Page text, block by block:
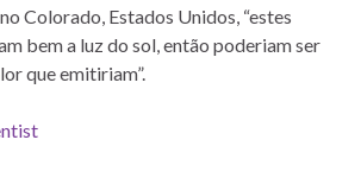
Colorado, Estados Unidos, “estes
bem a luz do sol, então poderiam ser
que emitiriam”.